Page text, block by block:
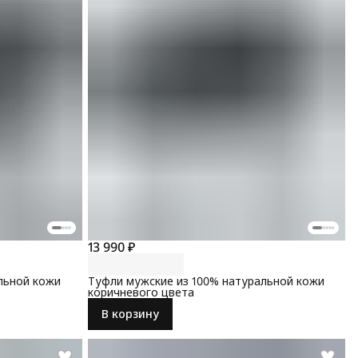
кожи
13 990 ₽
Туфли мужские из 100% натуральной кожи
коричневого цвета
В корзину